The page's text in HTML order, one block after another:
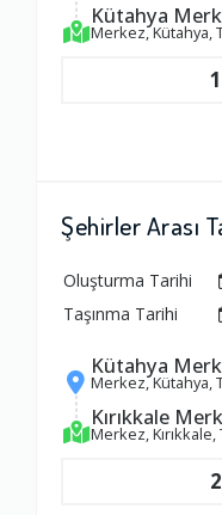
Kütahya
Merkez, Kütahya,
1
Şehirler Arası
Oluşturma Tarihi
Taşınma Tarihi
Kütahya
Merkez, Kütahya,
Kırıkkale
Merkez,
2